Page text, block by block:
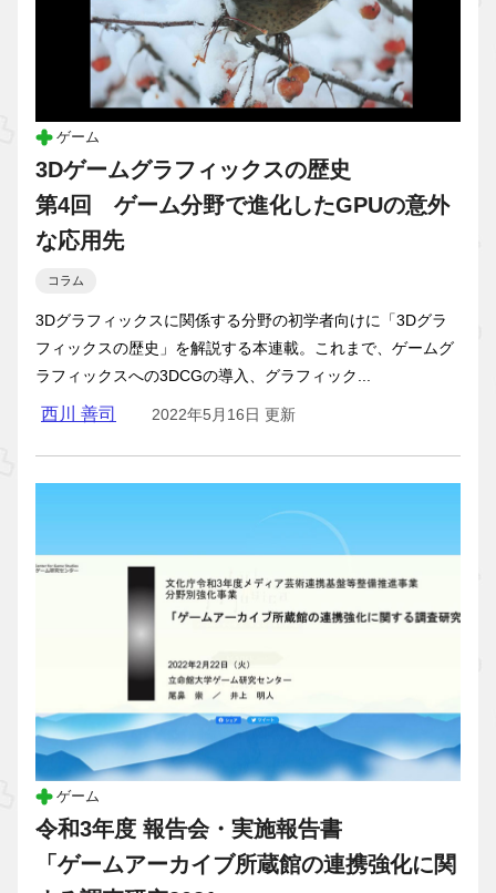
ゲーム
3Dゲームグラフィックスの歴史
第4回 ゲーム分野で進化したGPUの意外
な応用先
コラム
3Dグラフィックスに関係する分野の初学者向けに「3Dグラ
フィックスの歴史」を解説する本連載。これまで、ゲームグ
ラフィックスへの3DCGの導入、グラフィック...
西川 善司 2022年5月16日 更新
ゲーム
令和3年度 報告会・実施報告書
「ゲームアーカイブ所蔵館の連携強化に関